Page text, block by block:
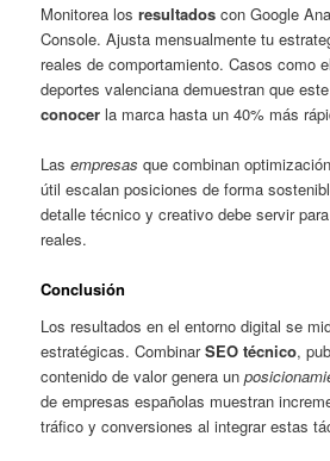
Monitorea losresultados con Google
Console. Ajusta mensualmente tu
reales de comportamiento. Casos como
deportes valenciana demuestran que
conocer la marca hasta un 40% más
Lasempresas que combinan
útil escalan posiciones de forma
detalle técnico y creativo debe servir
reales.
Conclusión
Los resultados en el entorno digital se
estratégicas. CombinarSEO técnico,
contenido de valor genera un
de empresas españolas muestran
tráfico y conversiones al integrar estas